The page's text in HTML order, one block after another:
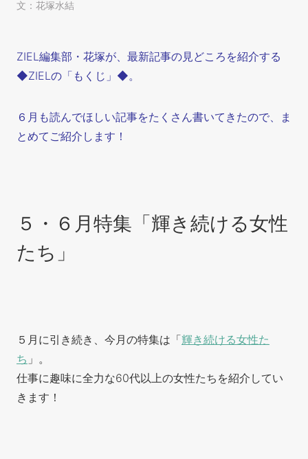
文：花塚水結
ZIEL編集部・花塚が、最新記事の見どころを紹介する
◆ZIELの「もくじ」◆。
６月も読んでほしい記事をたくさん書いてきたので、ま
とめてご紹介します！
５・６月特集「輝き続ける女性
たち」
５月に引き続き、今月の特集は「輝き続ける女性た
ち 」。
仕事に趣味に全力な60代以上の女性たちを紹介してい
きます！